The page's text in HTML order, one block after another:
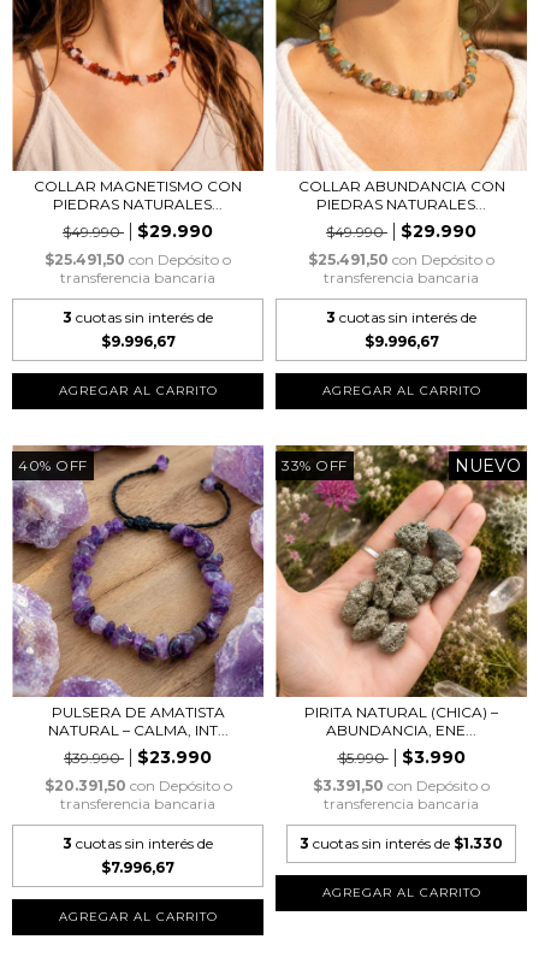
COLLAR MAGNETISMO CON
PIEDRAS NATURALES...
$49.990
$29.990
$25.491,50 con Depósito o
transferencia bancaria
3 cuotas sin interés de
$9.996,67
COLLAR ABUNDANCIA CON
PIEDRAS NATURALES...
$49.990
$29.990
$25.491,50 con Depósito o
transferencia bancaria
3 cuotas sin interés de
$9.996,67
40% OFF
PULSERA DE AMATISTA
NATURAL – CALMA, INT...
$39.990
$23.990
$20.391,50 con Depósito o
transferencia bancaria
3 cuotas sin interés de
$7.996,67
33% OFF NUEVO
PIRITA NATURAL (CHICA) –
ABUNDANCIA, ENE...
$5.990
$3.990
$3.391,50 con Depósito o
transferencia bancaria
3 cuotas sin interés de $1.330